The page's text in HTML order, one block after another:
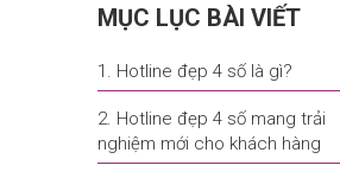
MỤC LỤC BÀI VIẾT
1. Hotline đẹp 4 số là gì?
2. Hotline đẹp 4 số mang trải
nghiệm mới cho khách hàng